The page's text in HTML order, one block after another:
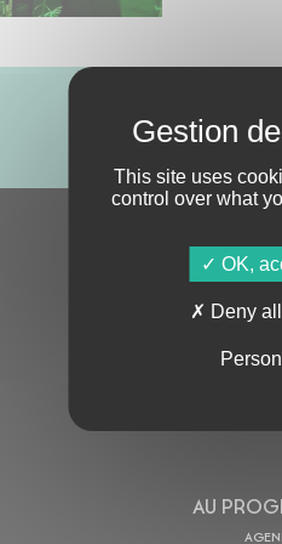
S'ABONNER À
AU
This site uses
control over what
OK,
Deny